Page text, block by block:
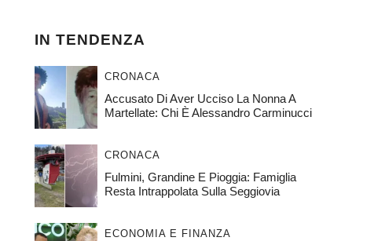
IN TENDENZA
CRONACA
Accusato Di Aver Ucciso La Nonna A
Martellate: Chi È Alessandro Carminucci
CRONACA
Fulmini, Grandine E Pioggia: Famiglia
Resta Intrappolata Sulla Seggiovia
ECONOMIA E FINANZA